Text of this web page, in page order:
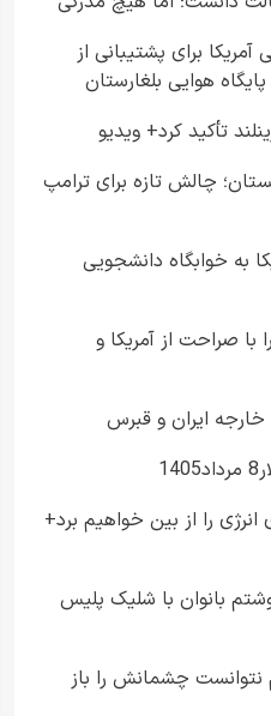
برای پشتیبانی از
هوایی بلغارستان
تأکید کرد+ ویدیو
چالش تازه برای ترامپ
به خوابگاه دانشجویی
صراحت از آمریکا و
خارجه ایران و قبرس
انرژی را از بین خواهیم برد+
بانوان با شلیک پلیس
نتوانست چشمانش را باز